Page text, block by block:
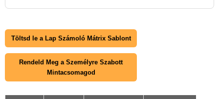
Töltsd le a Lap Számoló Mátrix Sablont
Rendeld Meg a Személyre Szabott
Mintacsomagod